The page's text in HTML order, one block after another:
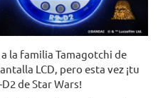
la familia Tamagotchi de
LCD, pero esta vez ¡tu
de Star Wars!